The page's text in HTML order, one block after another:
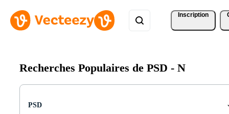
Inscription
Recherches Populaires de PSD - N
PSD